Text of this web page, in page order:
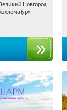
Купили:2
Новгород